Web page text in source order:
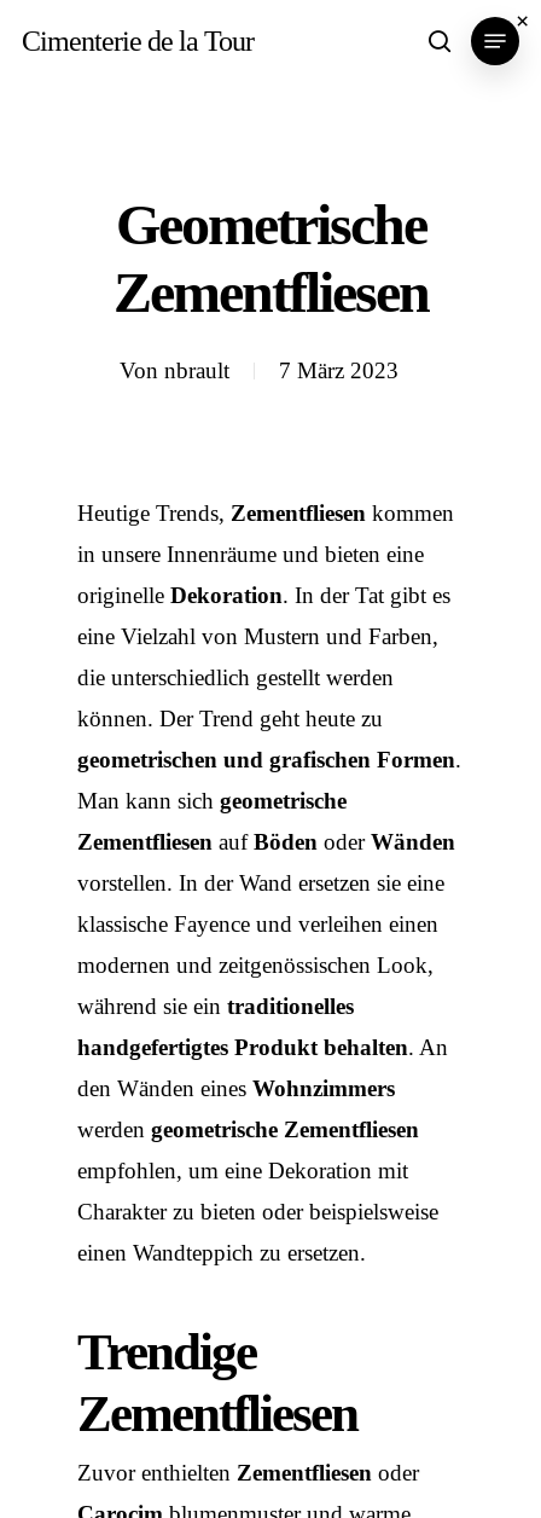
Cimenterie de la Tour search
Menu
Geometrische
Zementfliesen
Von nbrault 7 März 2023
Heutige Trends, Zementfliesen kommen
in unsere Innenräume und bieten eine
originelle Dekoration. In der Tat gibt es
eine Vielzahl von Mustern und Farben,
die unterschiedlich gestellt werden
können. Der Trend geht heute zu
geometrischen und grafischen Formen.
Man kann sich geometrische
Zementfliesen aufBöden oderWänden
vorstellen. In der Wand ersetzen sie eine
klassische Fayence und verleihen einen
modernen und zeitgenössischen Look,
während sie ein traditionelles
handgefertigtes Produkt behalten. An
den Wänden eines Wohnzimmers
werden geometrische Zementfliesen
empfohlen, um eine Dekoration mit
Charakter zu bieten oder beispielsweise
einen Wandteppich zu ersetzen.
Trendige
Zementfliesen
Zuvor enthielten Zementfliesen oder
×